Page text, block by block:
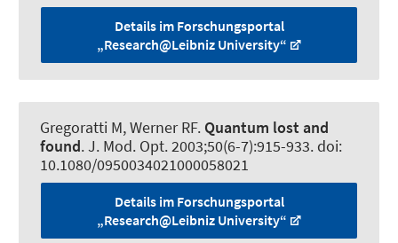
Details im Forschungsportal
„Research@Leibniz University“
Gregoratti M, Werner RF. Quantum lost and
found.J. Mod. Opt.2003;50(6-7):915-933. doi:
10.1080/0950034021000058021
Details im Forschungsportal
„Research@Leibniz University“